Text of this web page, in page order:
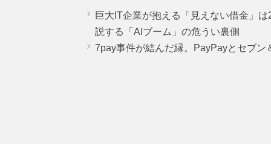
巨大IT企業が抱える「見えない借金」
説する「AIブーム」の危うい裏側
7pay事件が結んだ縁。PayPayとセブン